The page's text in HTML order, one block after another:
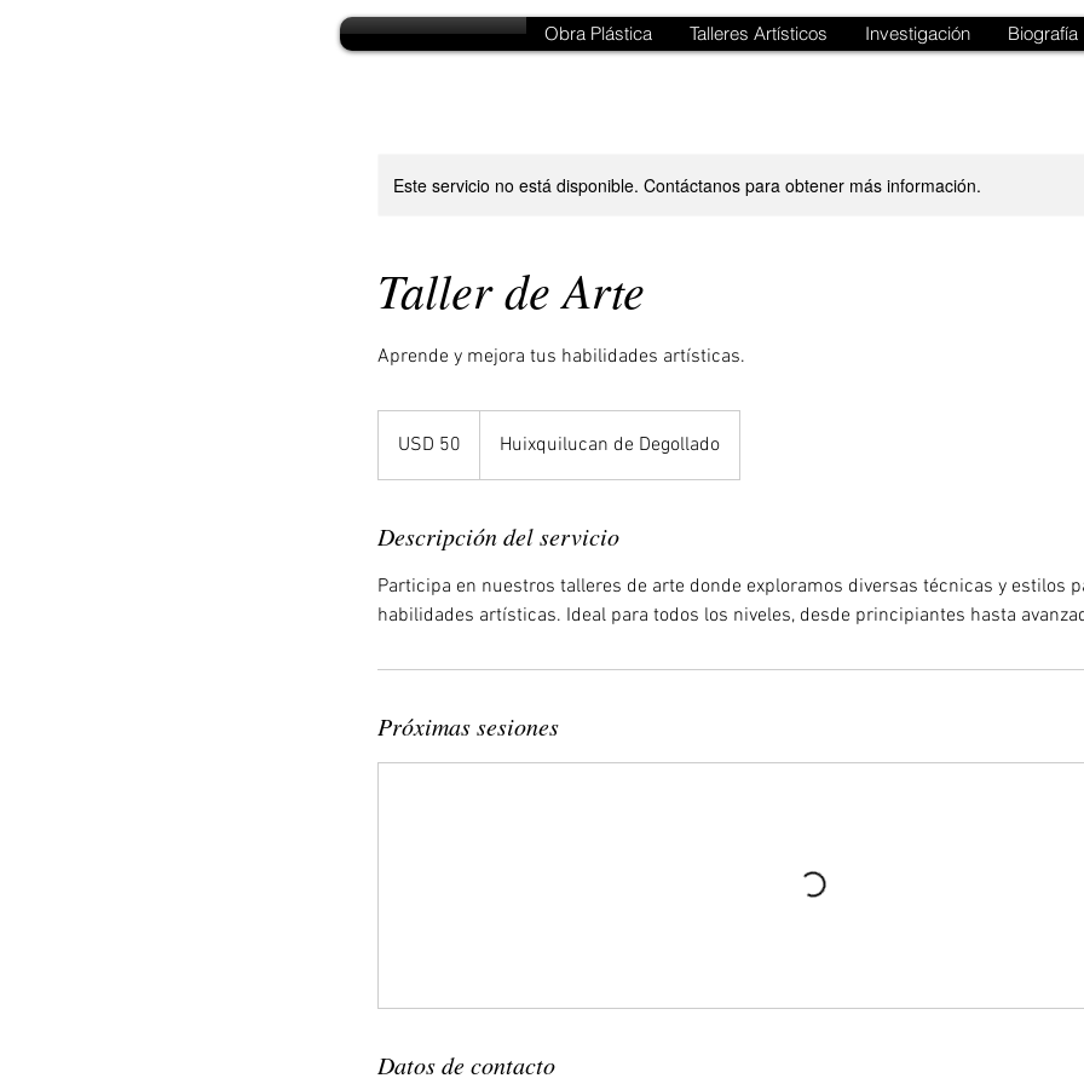
Obra Plástica Talleres Artísticos Investigación Biografía
Este servicio no está disponible. Contáctanos para obtener más información.
Taller de Arte
Aprende y mejora tus habilidades artísticas.
estadounidenses
USD 50 Huixquilucan de Degollado
Descripción del servicio
Participa en nuestros talleres de arte donde exploramos diversas técnicas y estilos
habilidades artísticas. Ideal para todos los niveles, desde principiantes hasta
Próximas sesiones
Datos de contacto